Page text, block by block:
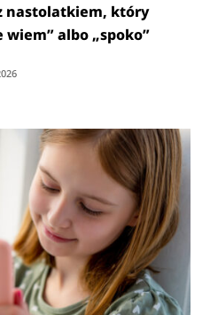
nastolatkiem, który
albo „spoko”